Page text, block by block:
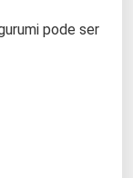
pode ser